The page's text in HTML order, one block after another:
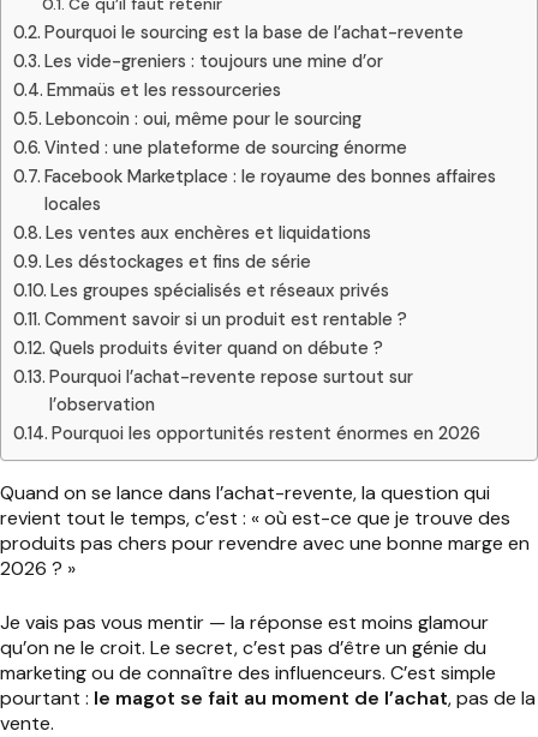
Pourquoi le sourcing est la base de l’achat-revente
Les vide-greniers : toujours une mine d’or
Emmaüs et les ressourceries
Leboncoin : oui, même pour le sourcing
Vinted : une plateforme de sourcing énorme
Facebook Marketplace : le royaume des bonnes affaires
locales
Les ventes aux enchères et liquidations
Les déstockages et fins de série
Les groupes spécialisés et réseaux privés
Comment savoir si un produit est rentable ?
Quels produits éviter quand on débute ?
Pourquoi l’achat-revente repose surtout sur
l’observation
Pourquoi les opportunités restent énormes en 2026
Quand on se lance dans l’achat-revente, la question qui
revient tout le temps, c’est : « où est-ce que je trouve des
produits pas chers pour revendre avec une bonne marge en
2026 ? »
Je vais pas vous mentir — la réponse est moins glamour
qu’on ne le croit. Le secret, c’est pas d’être un génie du
marketing ou de connaître des influenceurs. C’est simple
pourtant : le magot se fait au moment de l’achat, pas de la
vente.